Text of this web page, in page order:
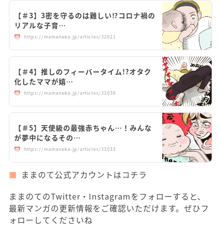
【＃3】3密を守るのは難しい⁉︎コロナ禍の
リアルな子育…
https://mamanoko.jp/articles/32021
【＃4】推しのフィーバータイム!?オタク
化したママが嬉…
https://mamanoko.jp/articles/32030
【＃5】天使級の最強赤ちゃん…！みんな
が夢中になるその…
https://mamanoko.jp/articles/32033
ままのて公式アカウントはコチラ
ままのてのTwitter・Instagramをフォローすると、
最新マンガの更新情報をご確認いただけます。ぜひフ
ォローしてくださいね